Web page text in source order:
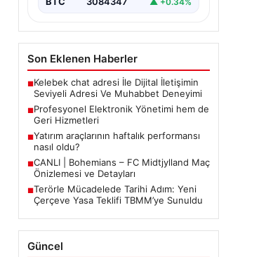
Son Eklenen Haberler
■Kelebek chat adresi İle Dijital İletişimin
Seviyeli Adresi Ve Muhabbet Deneyimi
■Profesyonel Elektronik Yönetimi hem de
Geri Hizmetleri
■Yatırım araçlarının haftalık performansı
nasıl oldu?
■CANLI | Bohemians – FC Midtjylland Maç
Önizlemesi ve Detayları
■Terörle Mücadelede Tarihi Adım: Yeni
Çerçeve Yasa Teklifi TBMM’ye Sunuldu
Güncel